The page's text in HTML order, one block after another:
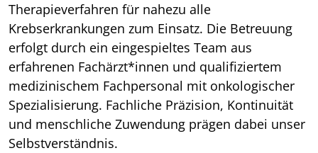
Therapieverfahren für nahezu alle
Krebserkrankungen zum Einsatz. Die Betreuung
erfolgt durch ein eingespieltes Team aus
erfahrenen Fachärzt*innen und qualifiziertem
medizinischem Fachpersonal mit onkologischer
Spezialisierung. Fachliche Präzision, Kontinuität
und menschliche Zuwendung prägen dabei unser
Selbstverständnis.